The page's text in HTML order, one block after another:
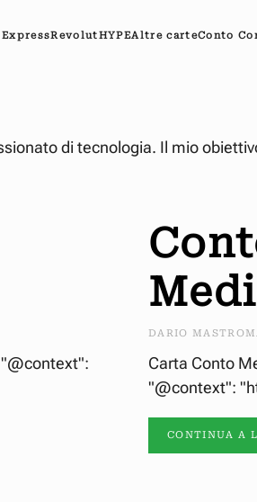
RevolutHYPEAltre carteConto
di tecnologia. Il mio
DARIO
Carta Conto
"@context":
CONTINUA A